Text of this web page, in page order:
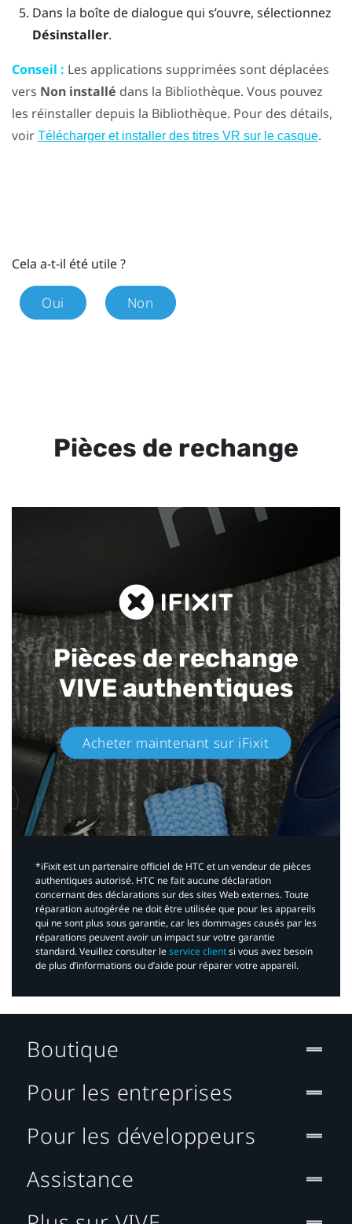
Dans la boîte de dialogue qui s’ouvre, sélectionnez
Désinstaller.
Conseil : Les applications supprimées sont déplacées
vers Non installé dans la Bibliothèque. Vous pouvez
les réinstaller depuis la Bibliothèque. Pour des détails,
voir Télécharger et installer des titres VR sur le casque.
Cela a-t-il été utile ?
Oui Non
Pièces de rechange
Pièces de rechange
VIVE authentiques​
Acheter maintenant sur iFixit​
*iFixit est un partenaire officiel de HTC et un vendeur de pièces
authentiques autorisé. HTC ne fait aucune déclaration
concernant des déclarations sur des sites Web externes. Toute
réparation autogérée ne doit être utilisée que pour les appareils
qui ne sont plus sous garantie, car les dommages causés par les
réparations peuvent avoir un impact sur votre garantie
standard. Veuillez consulter leservice clientsi vous avez besoin
de plus d’informations ou d’aide pour réparer votre appareil.​
Boutique
Pour les entreprises
Pour les développeurs
Assistance